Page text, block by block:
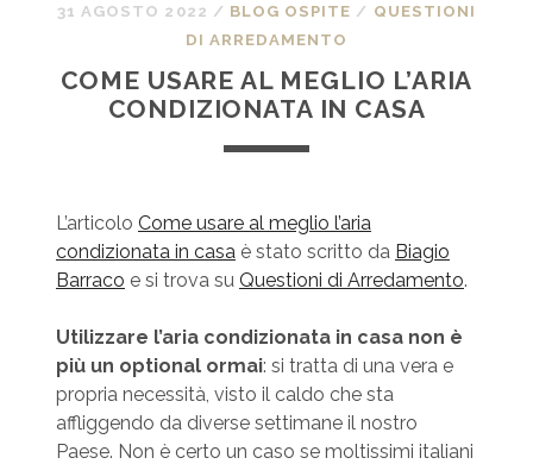
31 AGOSTO 2022 / BLOG OSPITE / QUESTIONI
DI ARREDAMENTO
COME USARE AL MEGLIO L’ARIA
CONDIZIONATA IN CASA
L’articolo Come usare al meglio l’aria
condizionata in casaè stato scritto da Biagio
Barraco e si trova su Questioni di Arredamento.
Utilizzare l’aria condizionata in casa non è
più un optional ormai: si tratta di una vera e
propria necessità, visto il caldo che sta
affliggendo da diverse settimane il nostro
Paese. Non è certo un caso se moltissimi italiani